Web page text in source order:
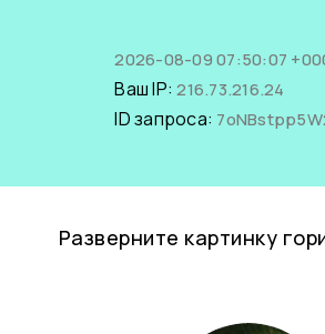
2026-08-09 07:50:07
Ваш IP:216.73.216.24
ID запроса:
Разверните картинку